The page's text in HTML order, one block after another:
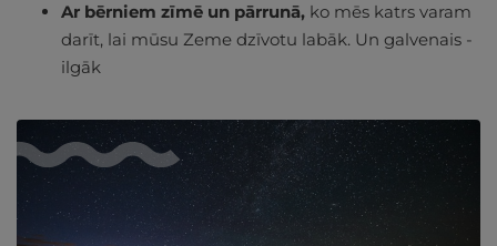
Ar bērniem zīmē un pārrunā, ko mēs katrs varam
darīt, lai mūsu Zeme dzīvotu labāk. Un galvenais -
ilgāk